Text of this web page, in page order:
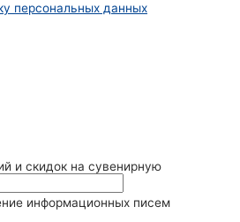
персональных данных
и скидок на сувенирную
информационных писем